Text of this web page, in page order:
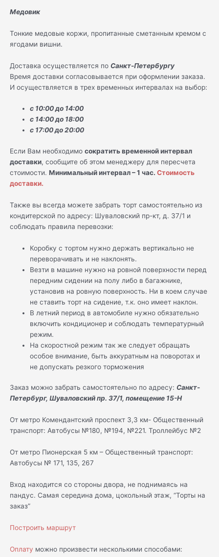
Медовик
Тонкие медовые коржи, пропитанные сметанным кремом с
ягодами вишни.
Доставка осуществляется по Санкт-Петербургу
Время доставки согласовывается при оформлении заказа.
И осуществляется в трех временных интервалах на выбор:
с 10:00 до 14:00
с 14:00 до 18:00
с 17:00 до 20:00
Если Вам необходимо сократить временной интервал
доставки, сообщите об этом менеджеру для пересчета
стоимости. Минимальный интервал – 1 час. Стоимость
доставки.
Также вы всегда можете забрать торт самостоятельно из
кондитерской по адресу: Шуваловский пр-кт, д. 37/1 и
соблюдать правила перевозки:
Коробку с тортом нужно держать вертикально не
переворачивать и не наклонять.
Везти в машине нужно на ровной поверхности перед
передним сидении на полу либо в багажнике,
установив на ровную поверхность. Ни в коем случае
не ставить торт на сидение, т.к. оно имеет наклон.
В летний период в автомобиле нужно обязательно
включить кондиционер и соблюдать температурный
режим.
На скоростной режим так же следует обращать
особое внимание, быть аккуратным на поворотах и
не допускать резкого торможения
Заказ можно забрать самостоятельно по адресу: Санкт-
Петербург, Шуваловский пр. 37/1, помещение 15-Н
От метро Комендантский проспект 3,3 км- Общественный
транспорт: Автобусы №180, №194, №221. Троллейбус №2
От метро Пионерская 5 км – Общественный транспорт:
Автобусы № 171, 135, 267
Вход находится со стороны двора, не поднимаясь на
пандус. Самая середина дома, цокольный этаж, “Торты на
заказ”
Построить маршрут
Оплату можно произвести несколькими способами: